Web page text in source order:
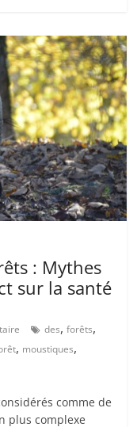
: Mythes
sur la santé
des,forêts,
, moustiques,
comme de
plus complexe